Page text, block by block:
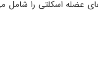
ها حدود 2 درصد از حجم سلول های عضله